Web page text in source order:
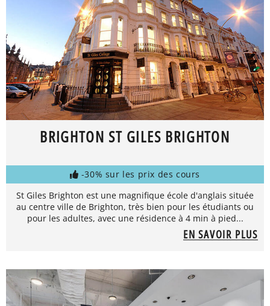
BRIGHTON ST GILES BRIGHTON
-30% sur les prix des cours
St Giles Brighton est une magnifique école d'anglais située
au centre ville de Brighton, très bien pour les étudiants ou
pour les adultes, avec une résidence à 4 min à pied...
EN SAVOIR PLUS